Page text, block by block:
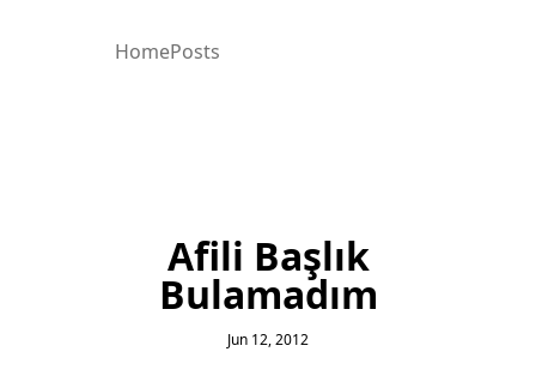
HomePosts
Afili Başlık
Bulamadım
Jun 12, 2012